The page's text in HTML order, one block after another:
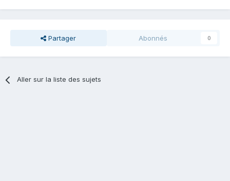
Partager Abonnés 0
Aller sur la liste des sujets